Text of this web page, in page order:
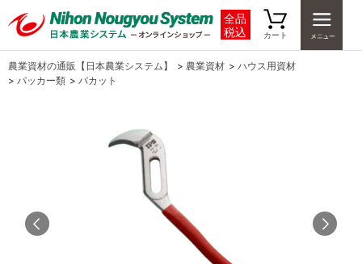
全品
税込
カート
農業資材の通販【日本農業システム】 > 農業資材 > ハウス用資材
> パッカー類 > パカット